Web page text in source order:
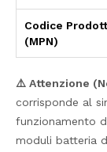
Codice
(MPN)
⚠️ Attenzione
corrisponde al
funzionamento
moduli batteria